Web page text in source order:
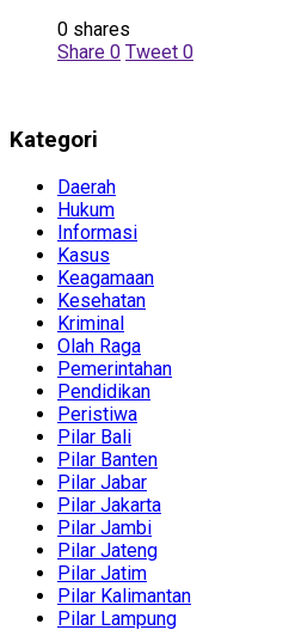
0 shares
Share 0 Tweet 0
Kategori
Daerah
Hukum
Informasi
Kasus
Keagamaan
Kesehatan
Kriminal
Olah Raga
Pemerintahan
Pendidikan
Peristiwa
Pilar Bali
Pilar Banten
Pilar Jabar
Pilar Jakarta
Pilar Jambi
Pilar Jateng
Pilar Jatim
Pilar Kalimantan
Pilar Lampung